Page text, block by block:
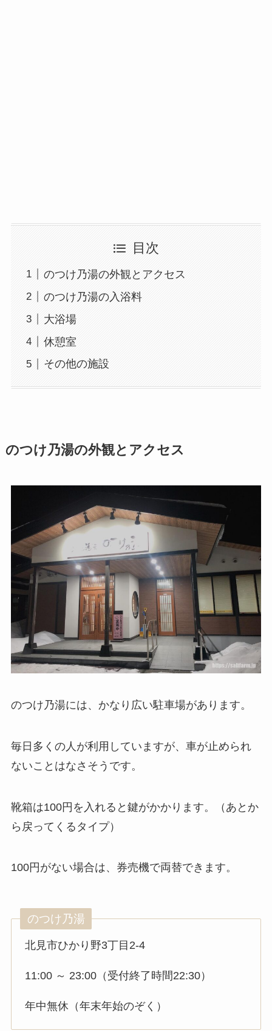
目次
のつけ乃湯の外観とアクセス
のつけ乃湯の入浴料
大浴場
休憩室
その他の施設
のつけ乃湯の外観とアクセス
のつけ乃湯には、かなり広い駐車場があります。
毎日多くの人が利用していますが、車が止められ
ないことはなさそうです。
靴箱は100円を入れると鍵がかかります。（あとか
ら戻ってくるタイプ）
100円がない場合は、券売機で両替できます。
のつけ乃湯
北見市ひかり野3丁目2-4
11:00 ～ 23:00（受付終了時間22:30）
年中無休（年末年始のぞく）